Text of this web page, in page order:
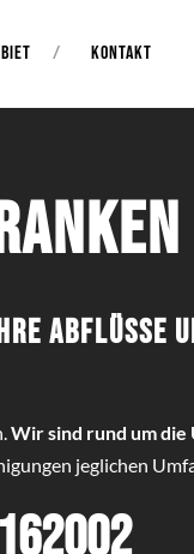
KONTAKT
Abflüsse
Wir sind rund um die
jeglichen